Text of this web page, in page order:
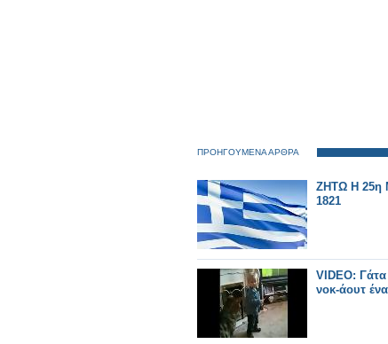
ΠΡΟΗΓΟΥΜΕΝΑ ΑΡΘΡΑ
ΖΗΤΩ Η 25η
1821
VIDEO: Γάτα
νοκ-άουτ